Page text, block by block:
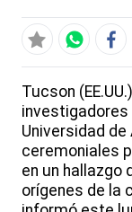
Tucson
investigadores
Universidad
ceremoniales
en un hallazgo
orígenes de la